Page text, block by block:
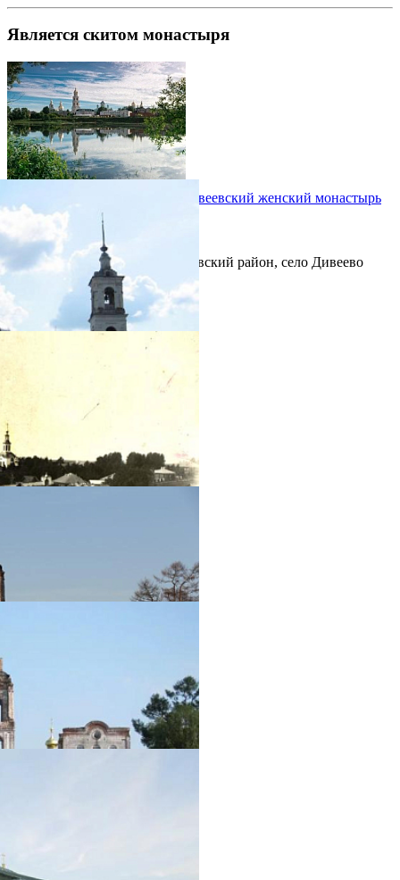
Является скитом монастыря
Свято-Троицкий Серафимо-Дивеевский женский монастырь
дата основания:
1779 год
/ Нижегородская епархия
Нижегородская область, Дивеевский район, село Дивеево
фотогалерея